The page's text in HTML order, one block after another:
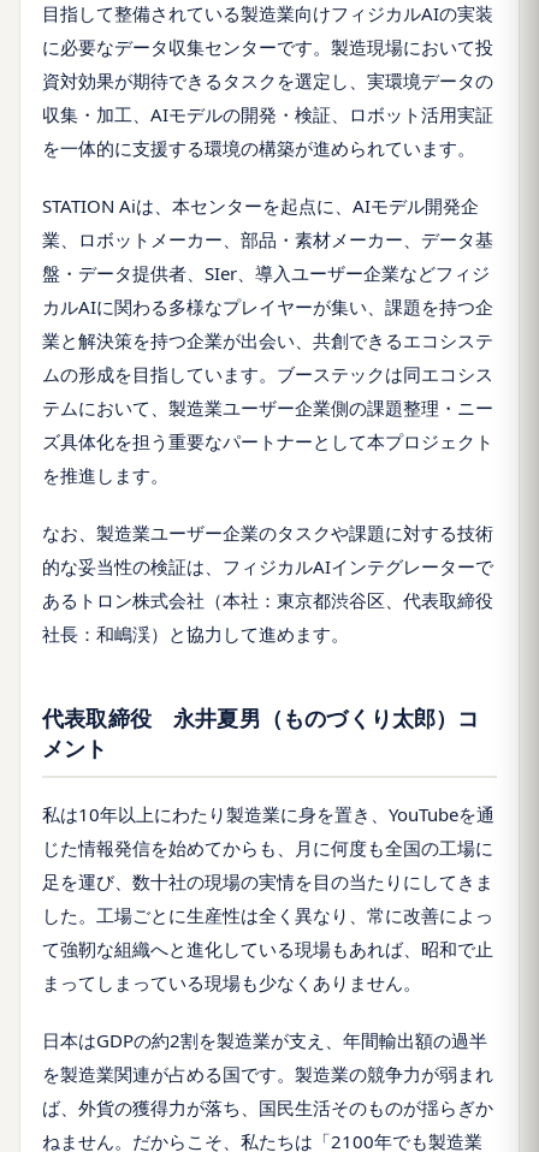
目指して整備されている製造業向けフィジカルAIの実装
に必要なデータ収集センターです。製造現場において投
資対効果が期待できるタスクを選定し、実環境データの
収集・加工、AIモデルの開発・検証、ロボット活用実証
を一体的に支援する環境の構築が進められています。
STATION Aiは、本センターを起点に、AIモデル開発企
業、ロボットメーカー、部品・素材メーカー、データ基
盤・データ提供者、SIer、導入ユーザー企業などフィジ
カルAIに関わる多様なプレイヤーが集い、課題を持つ企
業と解決策を持つ企業が出会い、共創できるエコシステ
ムの形成を目指しています。ブーステックは同エコシス
テムにおいて、製造業ユーザー企業側の課題整理・ニー
ズ具体化を担う重要なパートナーとして本プロジェクト
を推進します。
なお、製造業ユーザー企業のタスクや課題に対する技術
的な妥当性の検証は、フィジカルAIインテグレーターで
あるトロン株式会社（本社：東京都渋谷区、代表取締役
社長：和嶋渓）と協力して進めます。
代表取締役 永井夏男（ものづくり太郎）コ
メント
私は10年以上にわたり製造業に身を置き、YouTubeを通
じた情報発信を始めてからも、月に何度も全国の工場に
足を運び、数十社の現場の実情を目の当たりにしてきま
した。工場ごとに生産性は全く異なり、常に改善によっ
て強靭な組織へと進化している現場もあれば、昭和で止
まってしまっている現場も少なくありません。
日本はGDPの約2割を製造業が支え、年間輸出額の過半
を製造業関連が占める国です。製造業の競争力が弱まれ
ば、外貨の獲得力が落ち、国民生活そのものが揺らぎか
ねません。だからこそ、私たちは「2100年でも製造業